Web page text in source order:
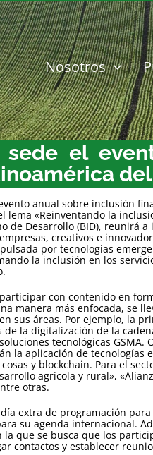
Nosotros
sede el
anual sobre inclusión
«Reinventando la
de Desarrollo (BID), reunirá a
creativos e
por tecnologías
la inclusión en los
con contenido en
manera más enfocada, se
sus áreas. Por ejemplo, la
la digitalización de la
tecnológicas GSMA.
la aplicación de tecnologías
y blockchain. Para el
agrícola y rural»,
otras.
extra de programación
su agenda internacional.
que se busca que los
contactos y establecer